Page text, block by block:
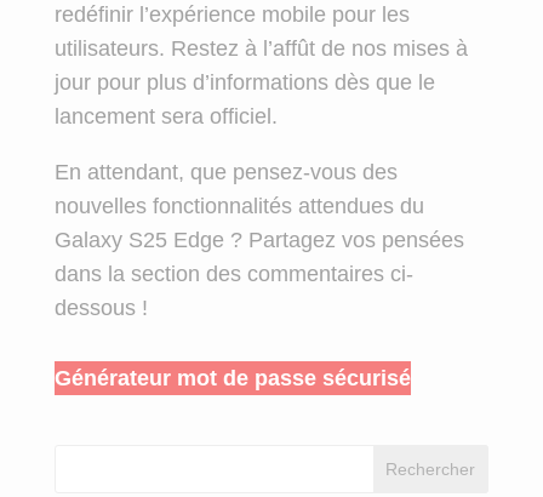
redéfinir l’expérience mobile pour les
utilisateurs. Restez à l’affût de nos mises à
jour pour plus d’informations dès que le
lancement sera officiel.
En attendant, que pensez-vous des
nouvelles fonctionnalités attendues du
Galaxy S25 Edge ? Partagez vos pensées
dans la section des commentaires ci-
dessous !
Générateur mot de passe sécurisé
Rechercher